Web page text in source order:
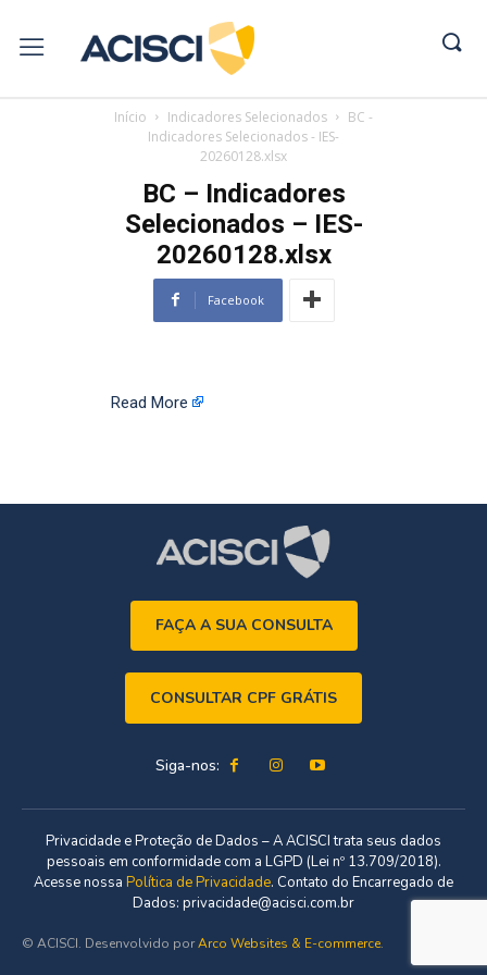
Início Indicadores Selecionados
BC -
Indicadores Selecionados - IES-
20260128.xlsx
BC – Indicadores
Selecionados – IES-
20260128.xlsx
Facebook
Read More
FAÇA A SUA CONSULTA
CONSULTAR CPF GRÁTIS
Siga-nos:
Privacidade e Proteção de Dados – A ACISCI trata seus dados
pessoais em conformidade com a LGPD (Lei nº 13.709/2018).
Acesse nossa Política de Privacidade. Contato do Encarregado de
Dados: privacidade@acisci.com.br
© ACISCI. Desenvolvido porArco Websites & E-commerce.